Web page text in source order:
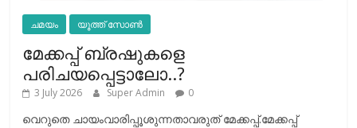
ചമയം യൂത്ത് സോൺ
മേക്കപ്പ് ബ്രഷുകളെ
പരിചയപ്പെട്ടാലോ..?
3 July 2026 Super Admin 0
വെറുതെ ചായംവാരിപ്പൂശുന്നതാവരുത് മേക്കപ്പ്.മേക്കപ്പ്